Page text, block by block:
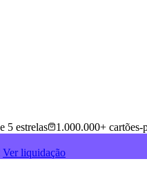
5 estrelas 1.000.000+ cartões-
Ver liquidação